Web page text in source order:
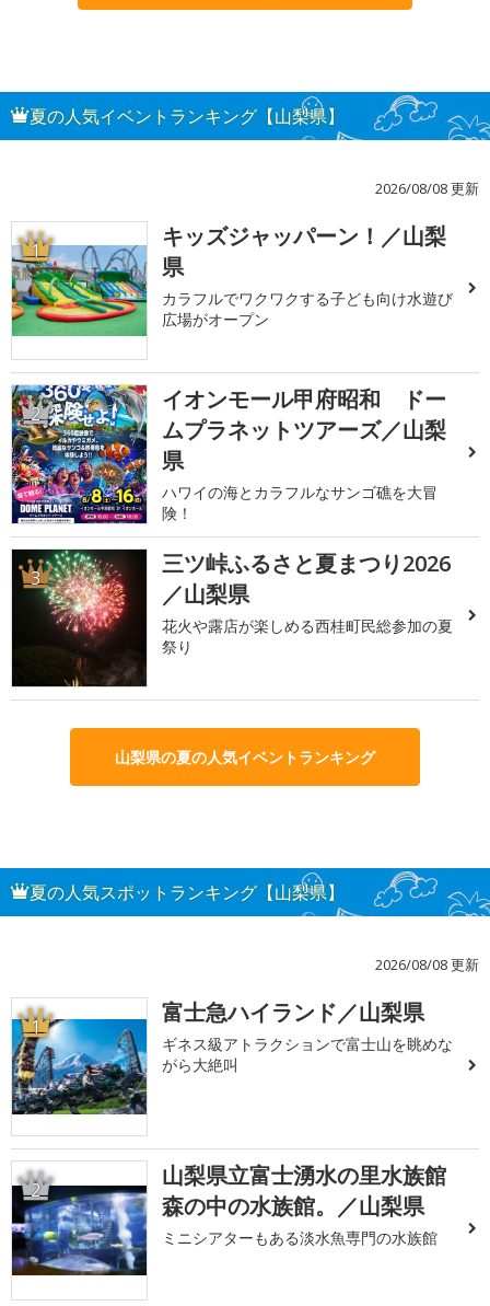
夏の人気イベントランキング【山梨県】
2026/08/08 更新
1
キッズジャッパーン！／山梨
県
カラフルでワクワクする子ども向け水遊び
広場がオープン
2
イオンモール甲府昭和 ドー
ムプラネットツアーズ／山梨
県
ハワイの海とカラフルなサンゴ礁を大冒
険！
3
三ツ峠ふるさと夏まつり2026
／山梨県
花火や露店が楽しめる西桂町民総参加の夏
祭り
山梨県の夏の人気イベントランキング
夏の人気スポットランキング【山梨県】
2026/08/08 更新
1 富士急ハイランド／山梨県
ギネス級アトラクションで富士山を眺めな
がら大絶叫
2
山梨県立富士湧水の里水族館
森の中の水族館。／山梨県
ミニシアターもある淡水魚専門の水族館